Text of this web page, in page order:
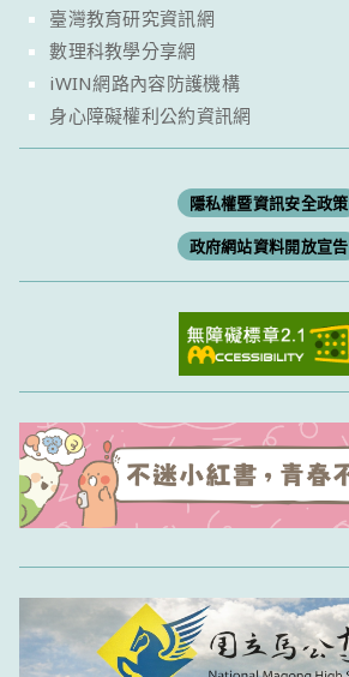
臺灣教育研究資訊網
數理科教學分享網
iWIN網路內容防護機構
身心障礙權利公約資訊網
隱私權暨資訊安全政策
政府網站資料開放宣告